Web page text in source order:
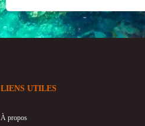
LIENS UTILES
À propos